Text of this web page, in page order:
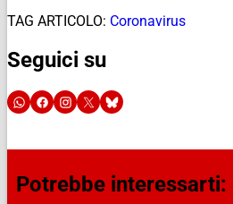
TAG ARTICOLO: Coronavirus
Seguici su
Potrebbe interessarti: